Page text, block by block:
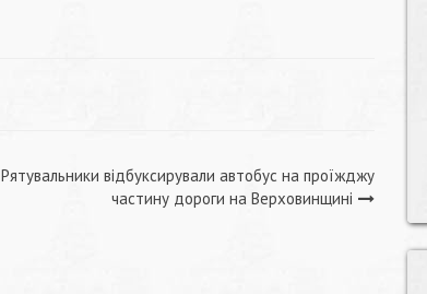
Рятувальники відбуксирували автобус на проїжджу
частину дороги на Верховинщині